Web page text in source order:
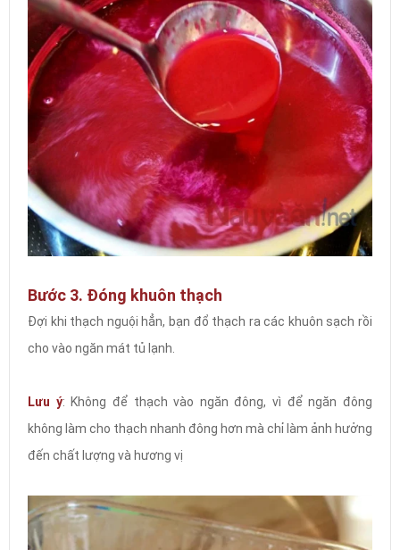
Bước 3. Đóng khuôn thạch
Đợi khi thạch nguội hẳn, bạn đổ thạch ra các khuôn sạch rồi
cho vào ngăn mát tủ lạnh.
Lưu ý: Không để thạch vào ngăn đông, vì để ngăn đông
không làm cho thạch nhanh đông hơn mà chỉ làm ảnh hưởng
đến chất lượng và hương vị